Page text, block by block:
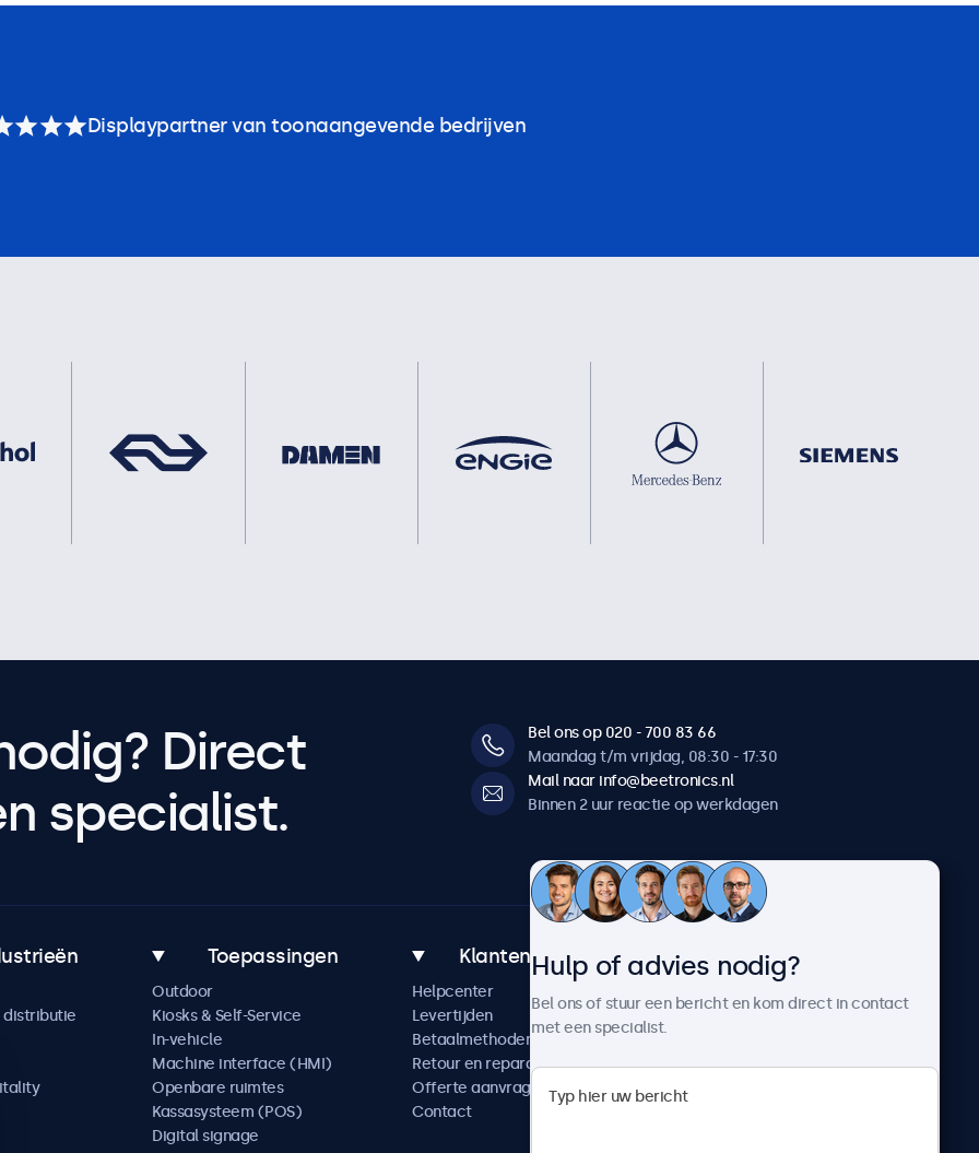
Displaypartner van toonaangevende bedrijven
Direct
specialist.
Bel ons op 020 - 700 83 66
Maandag t/m vrijdag, 08:30 - 17:30
Mail naar info@beetronics.nl
Binnen 2 uur reactie op werkdagen
distributie
Toepassingen
Outdoor
Kiosks & Self-Service
In-vehicle
Machine interface (HMI)
Openbare ruimtes
Kassasysteem (POS)
Digital signage
Klantenservice
Helpcenter
Levertijden
Betaalmethoden
Retour en reparatie
Offerte aanvragen
Contact
Over Beetronics
Werken bij Beetronics
Algemene voorwaarden
Hulp of advies nodig?
Bel ons of stuur een bericht en kom direct in contact
met een specialist.